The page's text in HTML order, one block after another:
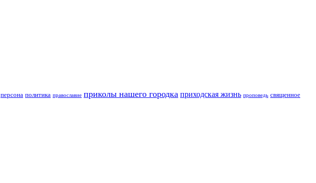
персона политика православие приколы нашего городка приходская жизнь проповедь священное